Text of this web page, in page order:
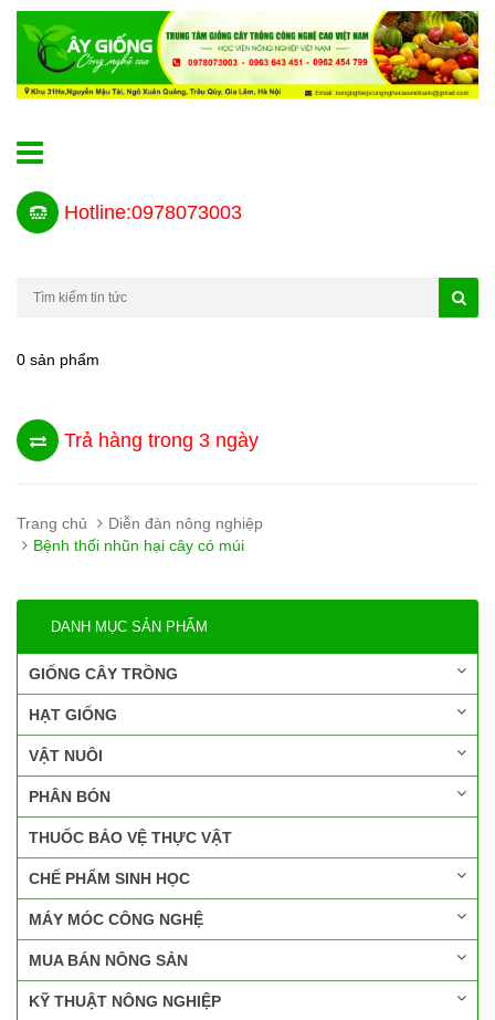
Hotline:0978073003
0 sản phẩm
Trả hàng trong 3 ngày
Trang chủ
Diễn đàn nông nghiệp
Bệnh thối nhũn hại cây có múi
DANH MỤC SẢN PHẨM
GIỐNG CÂY TRỒNG
HẠT GIỐNG
VẬT NUÔI
PHÂN BÓN
THUỐC BẢO VỆ THỰC VẬT
CHẾ PHẨM SINH HỌC
MÁY MÓC CÔNG NGHỆ
MUA BÁN NÔNG SẢN
KỸ THUẬT NÔNG NGHIỆP